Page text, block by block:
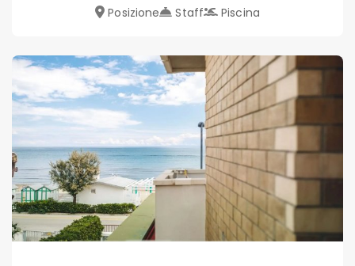
Posizione Staff Piscina